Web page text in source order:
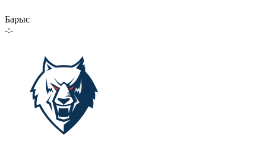
Барыс
-:-